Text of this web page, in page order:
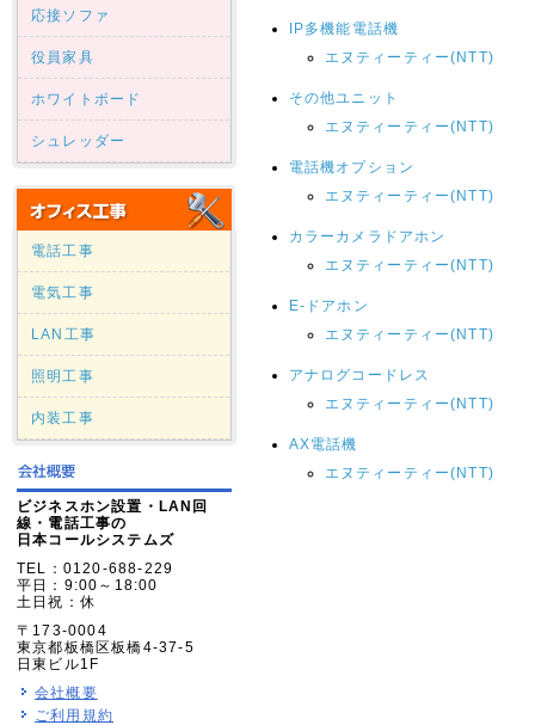
応接ソファ
役員家具
ホワイトボード
シュレッダー
電話工事
電気工事
LAN工事
照明工事
内装工事
ビジネスホン設置・LAN回
線・電話工事の
日本コールシステムズ
TEL：0120-688-229
平日：9:00～18:00
土日祝：休
〒173-0004
東京都板橋区板橋4-37-5
日東ビル1F
会社概要
ご利用規約
IP多機能電話機
エヌティーティー(NTT)
その他ユニット
エヌティーティー(NTT)
電話機オプション
エヌティーティー(NTT)
カラーカメラドアホン
エヌティーティー(NTT)
E-ドアホン
エヌティーティー(NTT)
アナログコードレス
エヌティーティー(NTT)
AX電話機
エヌティーティー(NTT)